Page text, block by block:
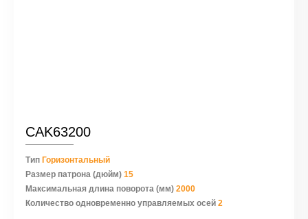
CAK63200
Тип Горизонтальный
Размер патрона (дюйм) 15
Максимальная длина поворота (мм) 2000
Количество одновременно управляемых осей 2